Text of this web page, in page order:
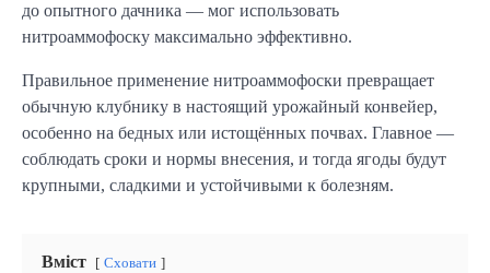
до опытного дачника — мог использовать
нитроаммофоску максимально эффективно.
Правильное применение нитроаммофоски превращает
обычную клубнику в настоящий урожайный конвейер,
особенно на бедных или истощённых почвах. Главное —
соблюдать сроки и нормы внесения, и тогда ягоды будут
крупными, сладкими и устойчивыми к болезням.
Вміст Сховати